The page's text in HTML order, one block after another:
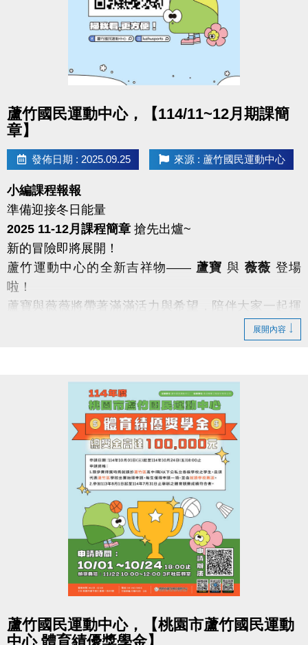
蘆竹國民運動中心，【114/11~12月期課簡
章】
發佈日期 : 2025.09.25 來源 : 蘆竹國民運動中心
小編課程報報
準備迎接冬日能量
2025 11-12月課程簡章 搶先出爐~
新的冒險即將展開！
蘆竹運動中心的全新吉祥物—— 蘆寶 與 薇薇 登場
啦！
蘆寶與薇薇將帶著滿滿活力與希望，陪伴大家一起揮
舊生們享有優先報名的期間，千萬別錯過！
【舊生定義】
報名完整9-10月期課、10月單月課程
且開班成功，無中途退費之學員
10/11-10/31 不分新舊生
APP報名享95折優惠
10/31 前 本期臨櫃報名
．◆* 有 加碼優惠 喔 ◆*．
同一人報名三門以上 → 88折優惠
跟著蘆寶與薇薇，暖暖過冬一起動！
展開內容
蘆竹國民運動中心，【桃園市蘆竹國民運動
中心 體育績優獎學金】